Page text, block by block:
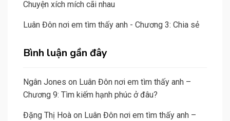
Chuyện xích mích cãi nhau
Luân Đôn nơi em tìm thấy anh - Chương 3: Chia sẻ
Bình luận gần đây
Ngân Jones on Luân Đôn nơi em tìm thấy anh –
Chương 9: Tìm kiếm hạnh phúc ở đâu?
Đặng Thị Hoà on Luân Đôn nơi em tìm thấy anh –